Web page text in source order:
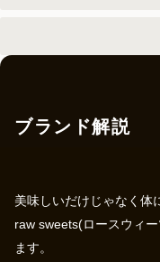
ブランド解説
美味しいだけじゃなく体
raw sweets(ロースウィ
ます。